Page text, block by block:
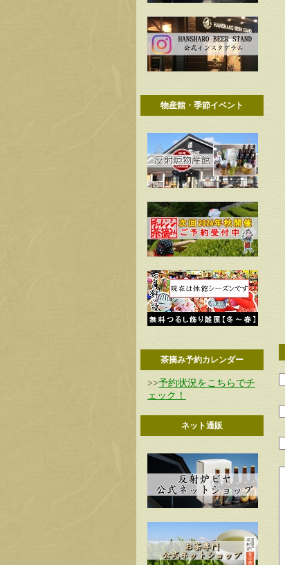
物産館・季節イベント
茶摘み予約カレンダー
>>予約状況をこちらでチ
ェック！
ネット通販